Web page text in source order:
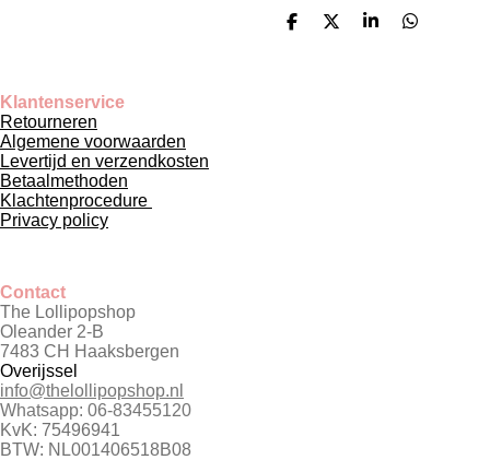
D
D
S
D
Klantenservice
Retourneren
Algemene voorwaarden
Levertijd en verzendkosten
Betaalmethoden
Klachtenprocedure
Privacy policy
Contact
The Lollipopshop
Oleander 2-B
7483 CH Haaksbergen
Overijssel
info@thelollipopshop.nl
Whatsapp: 06-83455120
KvK: 75496941
BTW: NL001406518B08